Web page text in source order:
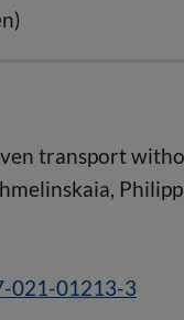
transport
021-01213-3